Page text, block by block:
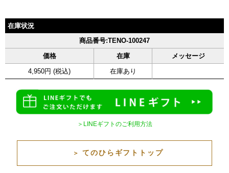
在庫状況
商品番号:TENO-100247
価格
在庫
メッセージ
4,950円 (税込)
在庫あり
＞LINEギフトのご利用方法
＞ てのひらギフトトップ